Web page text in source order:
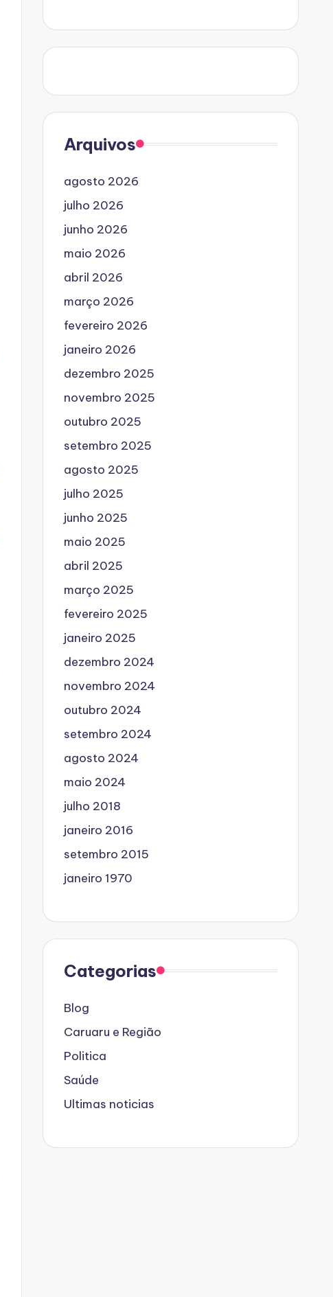
Arquivos
agosto 2026
julho 2026
junho 2026
maio 2026
abril 2026
março 2026
fevereiro 2026
janeiro 2026
dezembro 2025
novembro 2025
outubro 2025
setembro 2025
agosto 2025
julho 2025
junho 2025
maio 2025
abril 2025
março 2025
fevereiro 2025
janeiro 2025
dezembro 2024
novembro 2024
outubro 2024
setembro 2024
agosto 2024
maio 2024
julho 2018
janeiro 2016
setembro 2015
janeiro 1970
Categorias
Blog
Caruaru e Região
Politica
Saúde
Ultimas noticias